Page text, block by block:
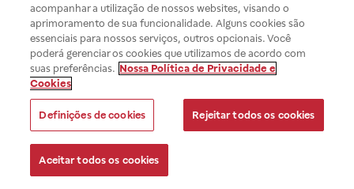
acompanhar a utilização de nossos websites, visando o
aprimoramento de sua funcionalidade. Alguns cookies são
essenciais para nossos serviços, outros opcionais. Você
poderá gerenciar os cookies que utilizamos de acordo com
suas preferências. Nossa Política de Privacidade e
Cookies
Definições de cookies Rejeitar todos os cookies
Aceitar todos os cookies